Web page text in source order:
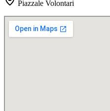
Piazzale Volontari